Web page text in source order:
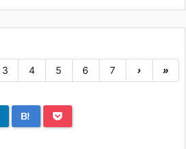
3 4 5 6 7 › »
B!